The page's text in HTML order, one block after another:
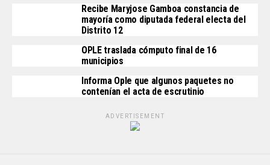
Recibe Maryjose Gamboa constancia de
mayoría como diputada federal electa del
Distrito 12
OPLE traslada cómputo final de 16
municipios
Informa Ople que algunos paquetes no
contenían el acta de escrutinio
ADVERTISEMENT